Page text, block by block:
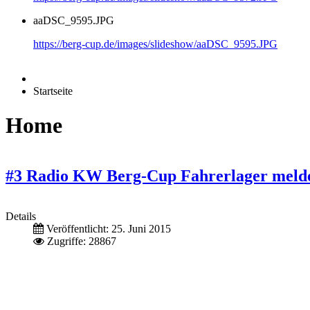
aaDSC_9595.JPG
https://berg-cup.de/images/slideshow/aaDSC_9595.JPG
Startseite
Home
#3 Radio KW Berg-Cup Fahrerlager
Details
Veröffentlicht: 25. Juni 2015
Zugriffe: 28867